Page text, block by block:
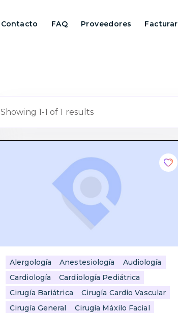
Contacto FAQ Proveedores Facturar
Showing 1-1 of 1 results
Alergología Anestesiología
Audiología
Cardiología
Cardiología Pediátrica
Cirugía Bariátrica
Cirugía Cardio Vascular
Cirugía General
Cirugía Máxilo Facial